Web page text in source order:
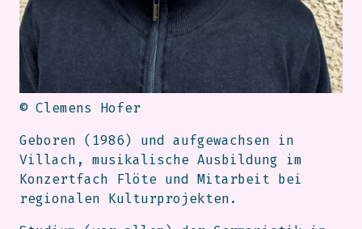
© Clemens Hofer
Geboren (1986) und aufgewachsen in
Villach, musikalische Ausbildung im
Konzertfach Flöte und Mitarbeit bei
regionalen Kulturprojekten.